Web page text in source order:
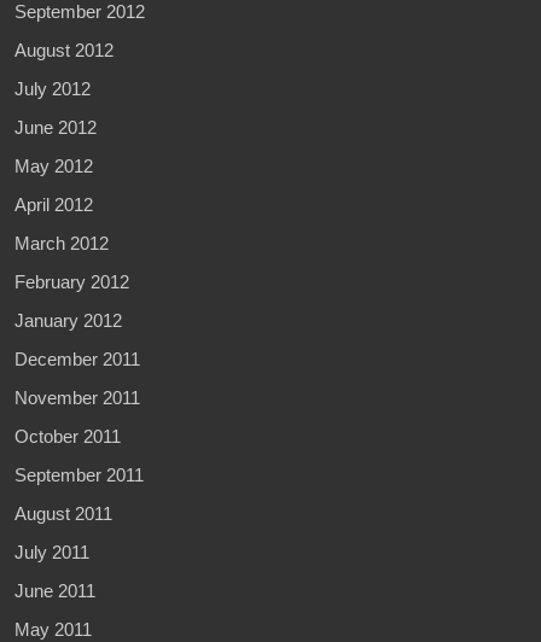
September 2012
August 2012
July 2012
June 2012
May 2012
April 2012
March 2012
February 2012
January 2012
December 2011
November 2011
October 2011
September 2011
August 2011
July 2011
June 2011
May 2011